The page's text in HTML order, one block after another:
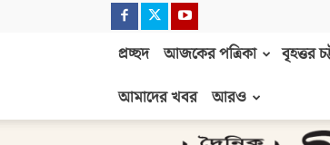
প্রচ্ছদ আজকের পত্রিকা বৃহত্তর
আমাদের খবর
আরও